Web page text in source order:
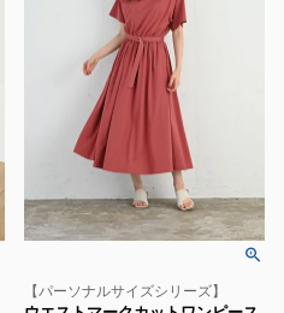
【パーソナルサイズシリーズ】